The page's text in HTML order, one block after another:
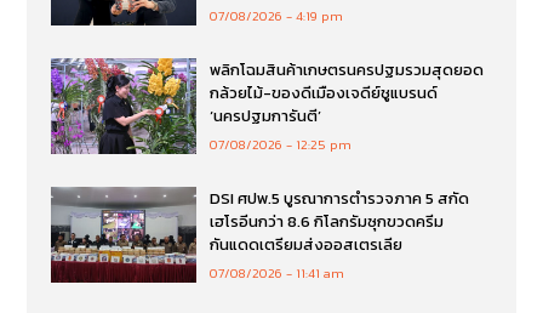
07/08/2026 4:19 pm
พลิกโฉมสินค้าเกษตรนครปฐมรวมสุดยอด
กล้วยไม้-ของดีเมืองเจดีย์ชูแบรนด์
‘นครปฐมการันตี’
07/08/2026 12:25 pm
DSI ศปพ.5 บูรณาการตำรวจภาค 5 สกัด
เฮโรอีนกว่า 8.6 กิโลกรัมซุกขวดครีม
กันแดดเตรียมส่งออสเตรเลีย
07/08/2026 11:41 am